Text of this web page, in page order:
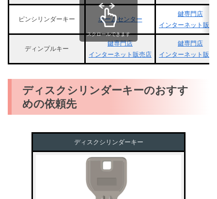
ピンシリンダーキー ホームセンター
鍵専門店
インターネット販売
ディンプルキー
鍵専門店
インターネット販売店
鍵専門店
インターネット販売
スクロールできます
ディスクシリンダーキーのおすす
めの依頼先
ディスクシリンダーキー